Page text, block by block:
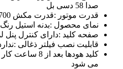
صدا 58 دسی بل
قدرت موتور :قدرت مکش 700 مترمکعب در ساعت
نمای محصول :بدنه استیل
صفحه کلید :دارای کنترل پنل
قابلیت نصب فیلتر ذغالی
کلید هودها
می شود